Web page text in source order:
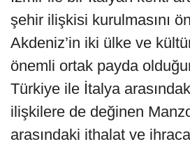
şehir ilişkisi kurulmasını
Akdeniz’in iki ülke ve
önemli ortak payda
Türkiye ile İtalya
ilişkilere de değinen
arasındaki ithalat ve